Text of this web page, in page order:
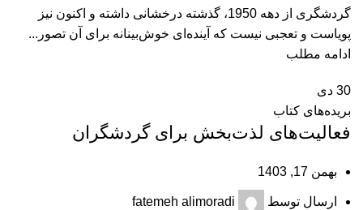
گردشگری از دهه 1950، گذشته درخشانی داشته و اکنون نیز
پویاست و تعجبی نیست که آینده‌ای خوش‌بینانه برای آن تصور...
ادامه مطلب
30 دی
بریده‌های کتاب
فعالیت‌های لذت‌بخش برای گردشگران
بهمن 17, 1403
ارسال توسط fatemeh alimoradi